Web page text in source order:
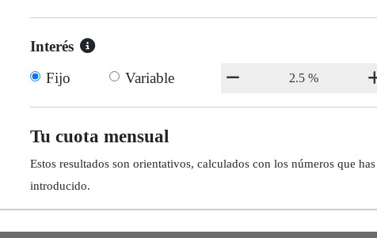
Interés
Fijo
Variable
Tu cuota mensual
Estos resultados son orientativos, calculados con los números que has
introducido.